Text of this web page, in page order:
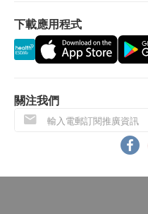
活性炭濾芯重置：同時
秒，“ 濾芯”符號指示
濾芯重置完成後，“濾
直接到達的地點及備
多於20級樓梯之樓層
位於無升降機設施的
費及每層每支貨品港
訂購須知
健康網購
的帳單地址的訂單。
下載應用程式
關注我們